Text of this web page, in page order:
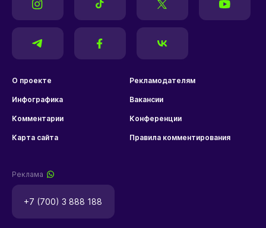
О проекте Рекламодателям
Инфографика Вакансии
Комментарии Конференции
Карта сайта Правила комментирования
Реклама
+7 (700) 3 888 188